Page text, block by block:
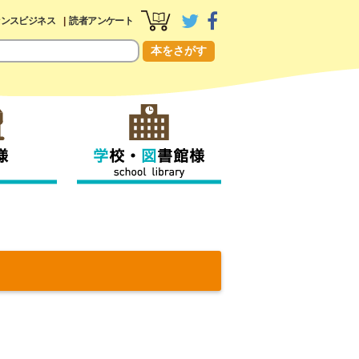
スビジネス 読者アンケート
本をさがす